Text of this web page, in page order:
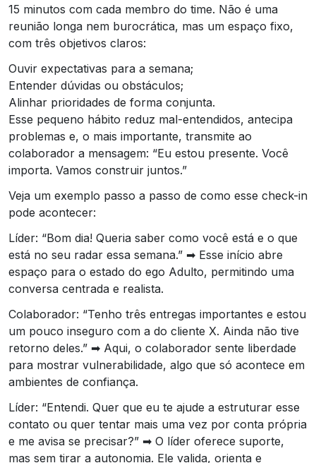
15 minutos com cada membro do time. Não é uma
reunião longa nem burocrática, mas um espaço fixo,
com três objetivos claros:
Ouvir expectativas para a semana;
Entender dúvidas ou obstáculos;
Alinhar prioridades de forma conjunta.
Esse pequeno hábito reduz mal-entendidos, antecipa
problemas e, o mais importante, transmite ao
colaborador a mensagem: “Eu estou presente. Você
importa. Vamos construir juntos.”
Veja um exemplo passo a passo de como esse check-in
pode acontecer:
Líder: “Bom dia! Queria saber como você está e o que
está no seu radar essa semana.” ➡ Esse início abre
espaço para o estado do ego Adulto, permitindo uma
conversa centrada e realista.
Colaborador: “Tenho três entregas importantes e estou
um pouco inseguro com a do cliente X. Ainda não tive
retorno deles.” ➡ Aqui, o colaborador sente liberdade
para mostrar vulnerabilidade, algo que só acontece em
ambientes de confiança.
Líder: “Entendi. Quer que eu te ajude a estruturar esse
contato ou quer tentar mais uma vez por conta própria
e me avisa se precisar?” ➡ O líder oferece suporte,
mas sem tirar a autonomia. Ele valida, orienta e